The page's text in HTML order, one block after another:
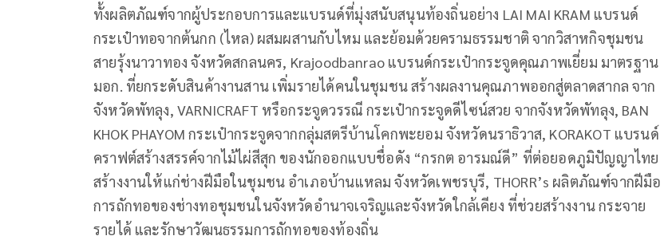
ทั้งผลิตภัณฑ์จากผู้ประกอบการและแบรนด์ที่มุ่งสนับสนุนท้องถิ่นอย่าง LAI MAI KRAM แบรนด์
กระเป๋าทอจากต้นกก (ไหล) ผสมผสานกับไหม และย้อมด้วยครามธรรมชาติ จากวิสาหกิจชุมชน
สายรุ้งนาวาทอง จังหวัดสกลนคร, Krajoodbanrao แบรนด์กระเป๋ากระจูดคุณภาพเยี่ยม มาตรฐาน
มอก. ที่ยกระดับสินค้างานสาน เพิ่มรายได้คนในชุมชน สร้างผลงานคุณภาพออกสู่ตลาดสากล จาก
จังหวัดพัทลุง, VARNICRAFT หรือกระจูดวรรณี กระเป๋ากระจูดดีไซน์สวย จากจังหวัดพัทลุง, BAN
KHOK PHAYOM กระเป๋ากระจูดจากกลุ่มสตรีบ้านโคกพะยอม จังหวัดนราธิวาส, KORAKOT แบรนด์
คราฟต์สร้างสรรค์จากไม้ไผ่สีสุก ของนักออกแบบชื่อดัง “กรกต อารมณ์ดี” ที่ต่อยอดภูมิปัญญาไทย
สร้างงานให้แก่ช่างฝีมือในชุมชน อำเภอบ้านแหลม จังหวัดเพชรบุรี, THORR’s ผลิตภัณฑ์จากฝีมือ
การถักทอของช่างทอชุมชนในจังหวัดอำนาจเจริญและจังหวัดใกล้เคียง ที่ช่วยสร้างงาน กระจาย
รายได้ และรักษาวัฒนธรรมการถักทอของท้องถิ่น